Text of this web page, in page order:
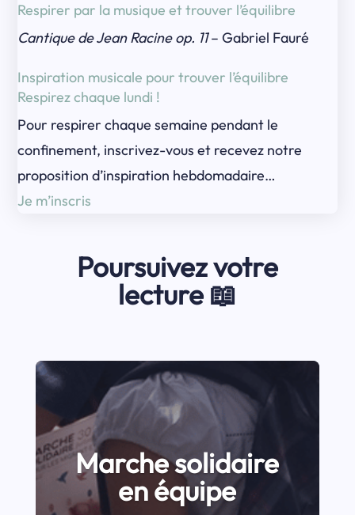
Respirer par la musique et trouver l’équilibre
Cantique de Jean Racine op. 11– Gabriel Fauré
Inspiration musicale pour trouver l’équilibre
Respirez chaque lundi !
Pour respirer chaque semaine pendant le
confinement, inscrivez-vous et recevez notre
proposition d’inspiration hebdomadaire…
Je m’inscris
Poursuivez votre
lecture 📖
Marche solidaire
en équipe